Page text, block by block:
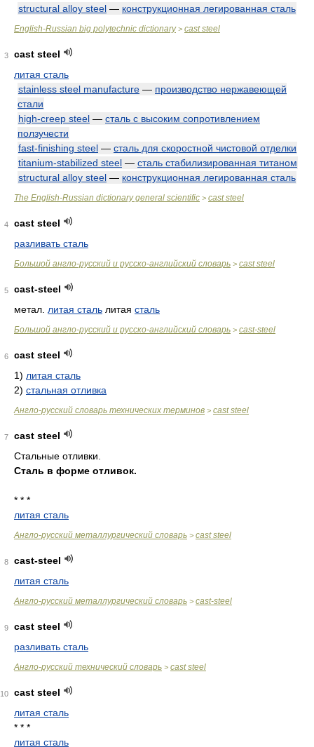
structural alloy steel — конструкционная легированная сталь
English-Russian big polytechnic dictionary> cast steel
3
cast steel
литая сталь
stainless steel manufacture — производство нержавеющей
стали
high-creep steel — сталь с высоким сопротивлением
ползучести
fast-finishing steel — сталь для скоростной чистовой отделки
titanium-stabilized steel — сталь стабилизированная титаном
structural alloy steel — конструкционная легированная сталь
The English-Russian dictionary general scientific > cast steel
4
cast steel
разливать сталь
Большой англо-русский и русско-английский словарь > cast steel
5
cast-steel
метал. литая сталь литая сталь
Большой англо-русский и русско-английский словарь > cast-steel
6
cast steel
1) литая сталь
2) стальная отливка
Англо-русский словарь технических терминов > cast steel
7
cast steel
Стальные отливки.
Сталь в форме отливок.
* * *
литая сталь
Англо-русский металлургический словарь > cast steel
8
cast-steel
литая сталь
Англо-русский металлургический словарь > cast-steel
9
cast steel
разливать сталь
Англо-русский технический словарь > cast steel
10
cast steel
литая сталь
* * *
литая сталь